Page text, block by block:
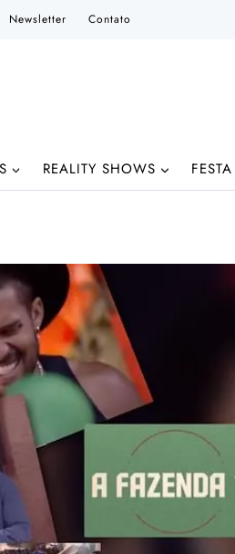
Newsletter Contato
REALITY SHOWS